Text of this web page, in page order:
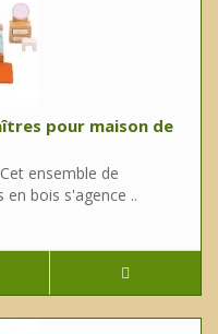
pour maison de
ensemble de
bois s'agence ..